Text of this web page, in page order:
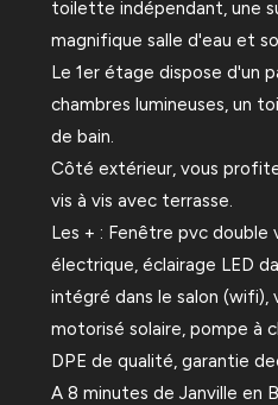
toilette indépendant, une
magnifique salle d'eau et
Le 1er étage dispose d'un
chambres lumineuses, un
de bain.
Côté extérieur, vous
vis à vis avec terrasse.
Les + : Fenêtre pvc
électrique, éclairage LED
intégré dans le salon
motorisé solaire, pompe à
DPE de qualité, garantie
A 8 minutes de Janville en